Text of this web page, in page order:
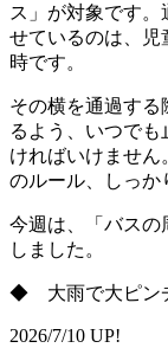
ス」が対象です
せているのは、児
時です。
その横を通過する
るよう、いつで
ければいけません
のルール、しっか
今週は、「バスの
しました。
◆ 大雨で大ピン
2026/7/10 UP!